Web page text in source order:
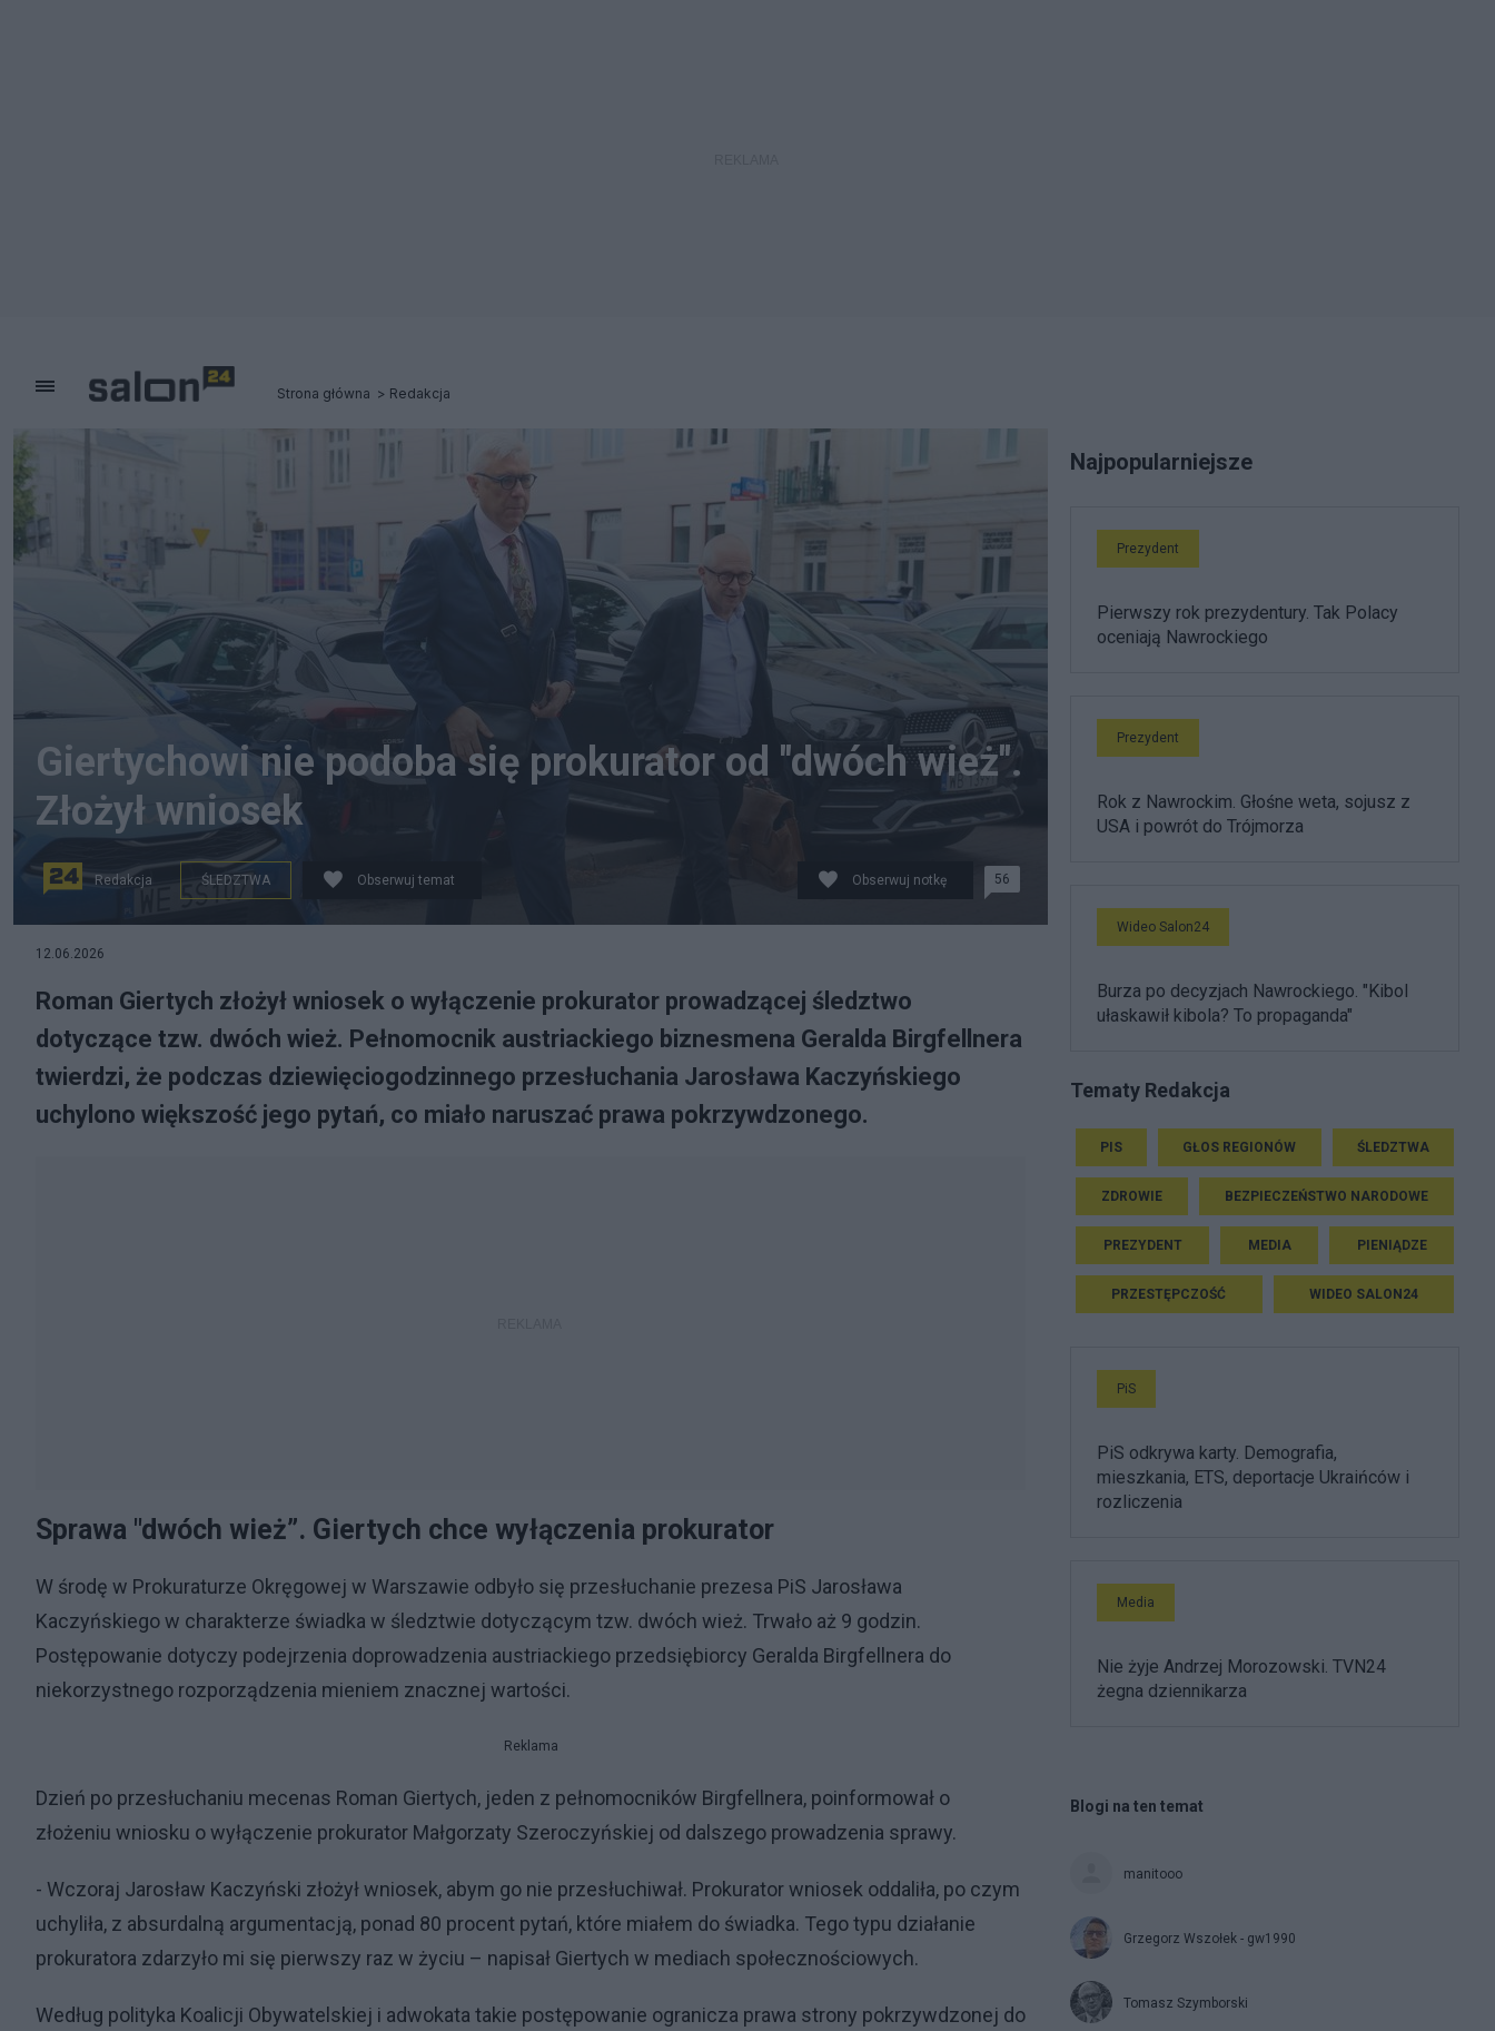
Strona główna Redakcja
Giertychowi nie podoba się prokurator od "dwóch wież".
Złożył wniosek
Redakcja ŚLEDZTWA Obserwuj temat Obserwuj notkę 56
12.06.2026
Roman Giertych złożył wniosek o wyłączenie prokurator prowadzącej śledztwo
dotyczące tzw. dwóch wież. Pełnomocnik austriackiego biznesmena Geralda Birgfellnera
twierdzi, że podczas dziewięciogodzinnego przesłuchania Jarosława Kaczyńskiego
uchylono większość jego pytań, co miało naruszać prawa pokrzywdzonego.
Sprawa "dwóch wież”. Giertych chce wyłączenia prokurator
W środę w Prokuraturze Okręgowej w Warszawie odbyło się przesłuchanie prezesa PiS Jarosława
Kaczyńskiego w charakterze świadka w śledztwie dotyczącym tzw. dwóch wież. Trwało aż 9 godzin.
Postępowanie dotyczy podejrzenia doprowadzenia austriackiego przedsiębiorcy Geralda Birgfellnera do
niekorzystnego rozporządzenia mieniem znacznej wartości.
Reklama
Dzień po przesłuchaniu mecenas Roman Giertych, jeden z pełnomocników Birgfellnera, poinformował o
złożeniu wniosku o wyłączenie prokurator Małgorzaty Szeroczyńskiej od dalszego prowadzenia sprawy.
- Wczoraj Jarosław Kaczyński złożył wniosek, abym go nie przesłuchiwał. Prokurator wniosek oddaliła, po czym
uchyliła, z absurdalną argumentacją, ponad 80 procent pytań, które miałem do świadka. Tego typu działanie
prokuratora zdarzyło mi się pierwszy raz w życiu – napisał Giertych w mediach społecznościowych.
Według polityka Koalicji Obywatelskiej i adwokata takie postępowanie ogranicza prawa strony pokrzywdzonej do
Najpopularniejsze
Prezydent
Pierwszy rok prezydentury. Tak Polacy
oceniają Nawrockiego
Prezydent
Rok z Nawrockim. Głośne weta, sojusz z
USA i powrót do Trójmorza
Wideo Salon24
Burza po decyzjach Nawrockiego. "Kibol
ułaskawił kibola? To propaganda"
Tematy Redakcja
PIS GŁOS REGIONÓW ŚLEDZTWA
ZDROWIE BEZPIECZEŃSTWO NARODOWE
PREZYDENT MEDIA PIENIĄDZE
PRZESTĘPCZOŚĆ WIDEO SALON24
PiS
PiS odkrywa karty. Demografia,
mieszkania, ETS, deportacje Ukraińców i
rozliczenia
Media
Nie żyje Andrzej Morozowski. TVN24
żegna dziennikarza
Blogi na ten temat
manitooo
Grzegorz Wszołek - gw1990
Tomasz Szymborski